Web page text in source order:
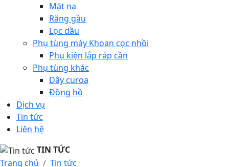
Mặt nạ
Răng gầu
Lọc dầu
Phụ tùng máy Khoan cọc nhồi
Phụ kiện lắp ráp cần
Phụ tùng khác
Dây curoa
Đồng hồ
Dịch vụ
Tin tức
Liên hệ
TIN TỨC
Trang chủ
Tin tức